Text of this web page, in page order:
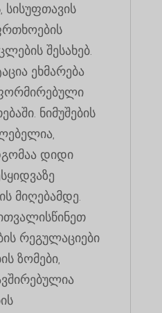
სისუფთავის
შესახებ.
ეხმარება
ნიმუშების
დიდი
მიღებამდე.
რეგულაციები
ზომები,